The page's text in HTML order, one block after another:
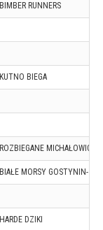
BIMBER RUNNERS
KUTNO BIEGA
ROZBIEGANE MICHAŁOWICE
BIAŁE MORSY GOSTYNIN-
HARDE DZIKI